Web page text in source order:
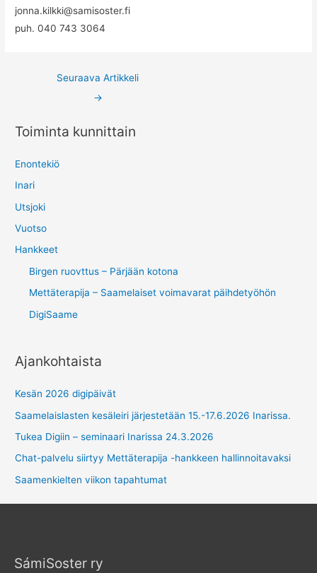
jonna.kilkki@samisoster.fi
puh. 040 743 3064
Seuraava Artikkeli
→
Toiminta kunnittain
Enontekiö
Inari
Utsjoki
Vuotso
Hankkeet
Birgen ruovttus – Pärjään kotona
Mettäterapija – Saamelaiset voimavarat päihdetyöhön
DigiSaame
Ajankohtaista
Kesän 2026 digipäivät
Saamelaislasten kesäleiri järjestetään 15.-17.6.2026 Inarissa.
Tukea Digiin – seminaari Inarissa 24.3.2026
Chat-palvelu siirtyy Mettäterapija -hankkeen hallinnoitavaksi
Saamenkielten viikon tapahtumat
SámiSoster ry